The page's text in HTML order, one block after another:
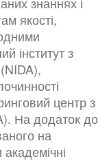
якості,
інститут з
центр з
На додаток до
на